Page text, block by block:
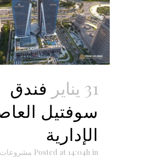
31 يناير
فندق
سوفتيل
الإدارية
Posted at 14:04h in
مشروعات